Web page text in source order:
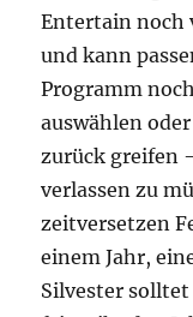
Entertain noch
und kann
Programm
auswählen
zurück greifen
verlassen zu
zeitversetzen
einem Jahr,
Silvester